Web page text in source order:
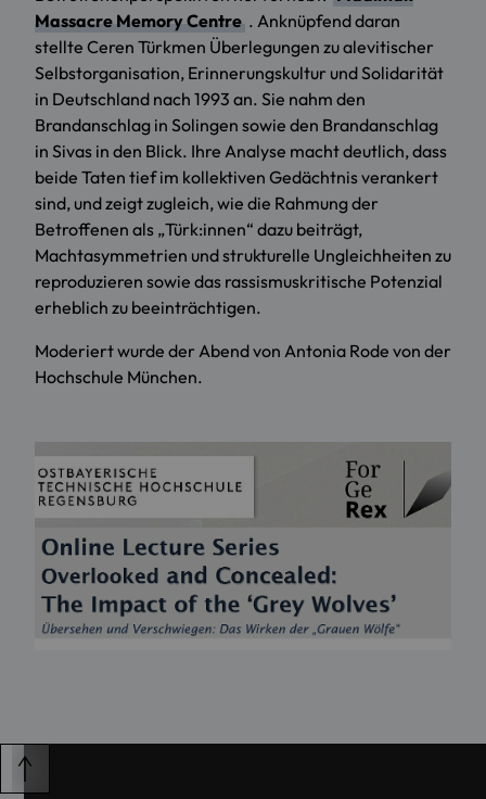
Massacre Memory Centre . Anknüpfend daran
stellte Ceren Türkmen Überlegungen zu alevitischer
Selbstorganisation, Erinnerungskultur und Solidarität
in Deutschland nach 1993 an. Sie nahm den
Brandanschlag in Solingen sowie den Brandanschlag
in Sivas in den Blick. Ihre Analyse macht deutlich, dass
beide Taten tief im kollektiven Gedächtnis verankert
sind, und zeigt zugleich, wie die Rahmung der
Betroffenen als „Türk:innen“ dazu beiträgt,
Machtasymmetrien und strukturelle Ungleichheiten zu
reproduzieren sowie das rassismuskritische Potenzial
erheblich zu beeinträchtigen.
Moderiert wurde der Abend von Antonia Rode von der
Hochschule München.